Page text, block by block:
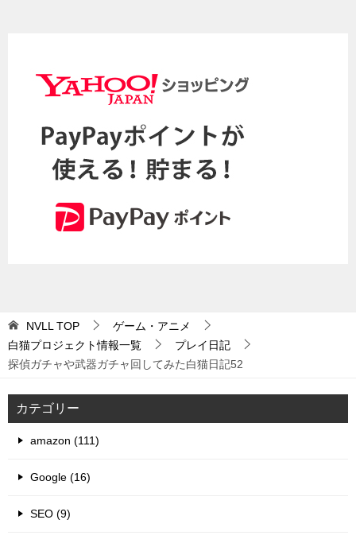
NVLLTOP
ゲーム・アニメ
白猫プロジェクト情報一覧
プレイ日記
探偵ガチャや武器ガチャ回してみた白猫日記52
カテゴリー
amazon (111)
Google (16)
SEO (9)